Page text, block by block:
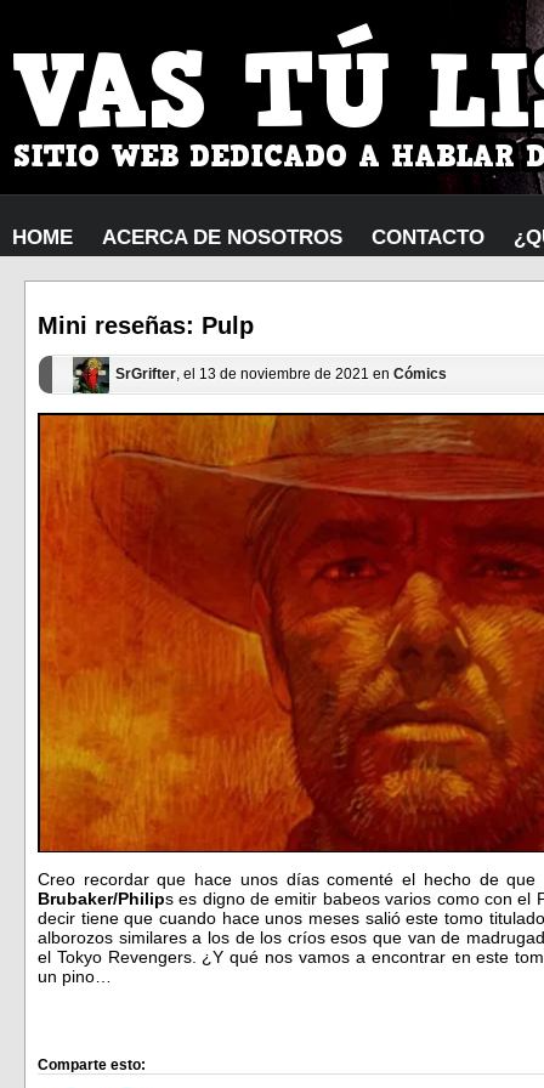
HOME ACERCA DE NOSOTROS CONTACTO
Mini reseñas: Pulp
SrGrifter, el 13 de noviembre de 2021 en Cómics
Creo recordar que hace unos días comenté el hecho de
Brubaker/Philips es digno de emitir babeos varios como con el
decir tiene que cuando hace unos meses salió este tomo
alborozos similares a los de los críos esos que van de
el Tokyo Revengers. ¿Y qué nos vamos a encontrar en este
un pino…
Comparte esto: